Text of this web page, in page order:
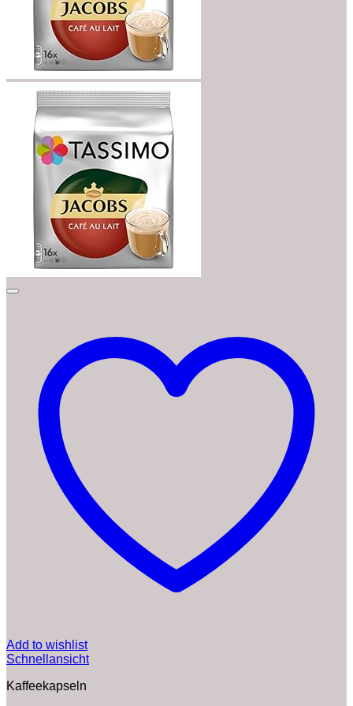
Add to wishlist
Schnellansicht
Kaffeekapseln